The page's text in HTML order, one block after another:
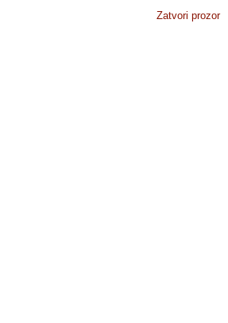
Zatvori prozor